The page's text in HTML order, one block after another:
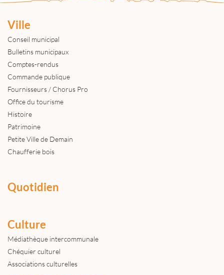
Ville
Conseil municipal
Bulletins municipaux
Comptes-rendus
Commande publique
Fournisseurs / Chorus Pro
Office du tourisme
Histoire
Patrimoine
Petite Ville de Demain
Chaufferie bois
Quotidien
Culture
Médiathèque intercommunale
Chéquier culturel
Associations culturelles